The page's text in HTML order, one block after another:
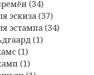
(34)
эскиза (37)
эстампа (34)
(1)
(1)
(1)